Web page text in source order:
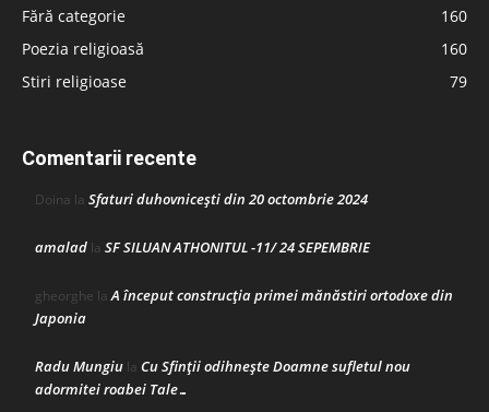
Fără categorie
160
Poezia religioasă
160
Stiri religioase
79
Comentarii recente
Doina la Sfaturi duhovnicești din 20 octombrie 2024
amalad la SF SILUAN ATHONITUL -11/ 24 SEPEMBRIE
gheorghe laA început construcţia primei mănăstiri ortodoxe din
Japonia
Radu Mungiu la Cu Sfinții odihnește Doamne sufletul nou
adormitei roabei Tale…